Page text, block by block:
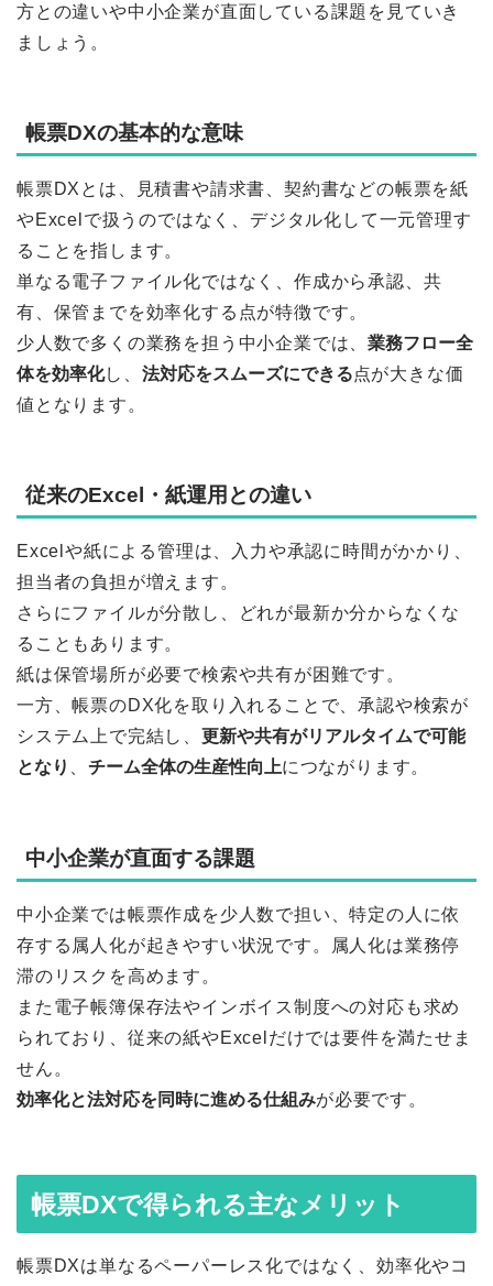
方との違いや中小企業が直面している課題を見ていき
ましょう。
帳票DXの基本的な意味
帳票DXとは、見積書や請求書、契約書などの帳票を紙
やExcelで扱うのではなく、デジタル化して一元管理す
ることを指します。
単なる電子ファイル化ではなく、作成から承認、共
有、保管までを効率化する点が特徴です。
少人数で多くの業務を担う中小企業では、業務フロー全
体を効率化し、 法対応をスムーズにできる点が大きな価
値となります。
従来のExcel・紙運用との違い
Excelや紙による管理は、入力や承認に時間がかかり、
担当者の負担が増えます。
さらにファイルが分散し、どれが最新か分からなくな
ることもあります。
紙は保管場所が必要で検索や共有が困難です。
一方、帳票のDX化を取り入れることで、承認や検索が
システム上で完結し、 更新や共有がリアルタイムで可能
となり
チーム全体の生産性向上につながります。
中小企業が直面する課題
中小企業では帳票作成を少人数で担い、特定の人に依
存する属人化が起きやすい状況です。属人化は業務停
滞のリスクを高めます。
また電子帳簿保存法やインボイス制度への対応も求め
られており、従来の紙やExcelだけでは要件を満たせま
せん。
効率化と法対応を同時に進める仕組みが必要です。
帳票DXで得られる主なメリット
帳票DXは単なるペーパーレス化ではなく、効率化やコ